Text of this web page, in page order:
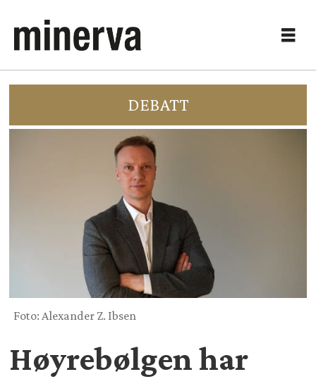
DEBATT
Foto: Alexander Z. Ibsen
Høyrebølgen har